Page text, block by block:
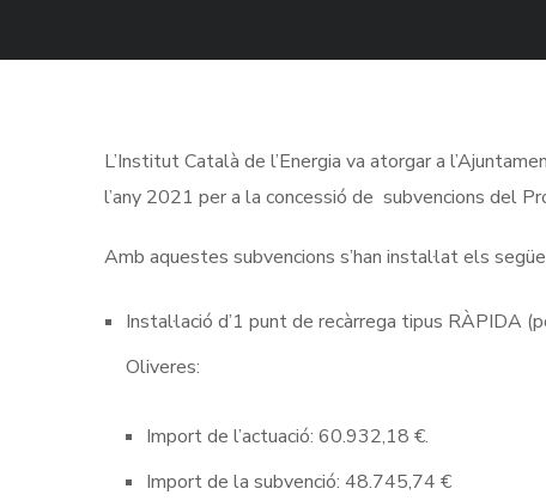
L’Institut Català de l’Energia va atorgar a
l’any 2021 per a la concessió de subvencions del
Amb aquestes subvencions s’han instal·lat els
Instal·lació d’1 punt de recàrrega tipus RÀPIDA
Oliveres:
Import de l’actuació: 60.932,18 €.
Import de la subvenció: 48.745,74 €